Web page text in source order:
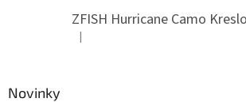
ZFISH Hurricane Camo Kreslo
Hodnotenie produktu je 5 z 5
|
Novinky